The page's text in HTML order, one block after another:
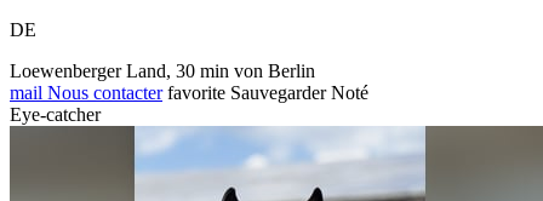
DE
Loewenberger Land, 30 min von Berlin
mail Nous contacter favorite Sauvegarder Noté
Eye-catcher